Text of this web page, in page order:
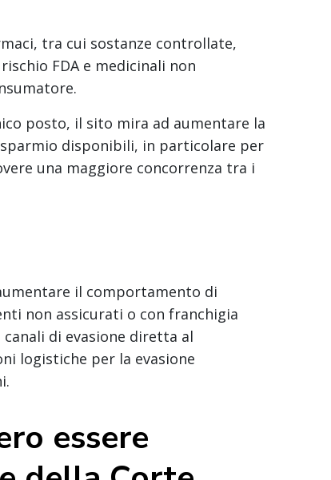
tra cui sostanze controllate,
FDA e medicinali non
posto, il sito mira ad aumentare la
disponibili, in particolare per
una maggiore concorrenza tra i
il comportamento di
non assicurati o con franchigia
di evasione diretta al
logistiche per la evasione
essere